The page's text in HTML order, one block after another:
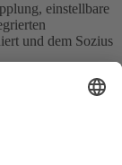
einstellbare
und dem Sozius